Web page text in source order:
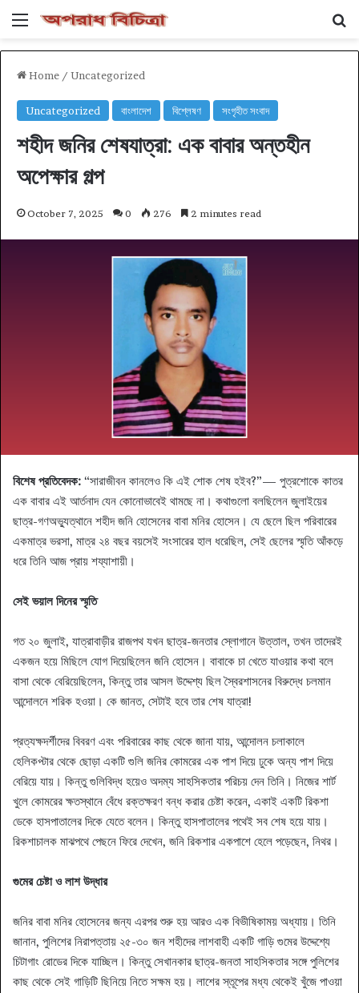
Menu
Home / Uncategorized
Uncategorized বাংলাদেশ বিশ্লেষণ সংগৃহীত সংবাদ
শহীদ জনির শেষযাত্রা: এক বাবার অন্তহীন
অপেক্ষার গল্প
October 7, 2025 0 276 2 minutes read
বিশেষ প্রতিবেদক: “সারাজীবন কানলেও কি এই শোক শেষ হইব?”— পুত্রশোকে কাতর
এক বাবার এই আর্তনাদ যেন কোনোভাবেই থামছে না। কথাগুলো বলছিলেন জুলাইয়ের
ছাত্র-গণঅভ্যুত্থানে শহীদ জনি হোসেনের বাবা মনির হোসেন। যে ছেলে ছিল পরিবারের
একমাত্র ভরসা, মাত্র ২৪ বছর বয়সেই সংসারের হাল ধরেছিল, সেই ছেলের স্মৃতি আঁকড়ে
ধরে তিনি আজ প্রায় শয্যাশায়ী।
সেই ভয়াল দিনের স্মৃতি
গত ২০ জুলাই, যাত্রাবাড়ীর রাজপথ যখন ছাত্র-জনতার স্লোগানে উত্তাল, তখন তাদেরই
একজন হয়ে মিছিলে যোগ দিয়েছিলেন জনি হোসেন। বাবাকে চা খেতে যাওয়ার কথা বলে
বাসা থেকে বেরিয়েছিলেন, কিন্তু তার আসল উদ্দেশ্য ছিল স্বৈরশাসনের বিরুদ্ধে চলমান
আন্দোলনে শরিক হওয়া। কে জানত, সেটাই হবে তার শেষ যাত্রা!
প্রত্যক্ষদর্শীদের বিবরণ এবং পরিবারের কাছ থেকে জানা যায়, আন্দোলন চলাকালে
হেলিকপ্টার থেকে ছোড়া একটি গুলি জনির কোমরের এক পাশ দিয়ে ঢুকে অন্য পাশ দিয়ে
বেরিয়ে যায়। কিন্তু গুলিবিদ্ধ হয়েও অদম্য সাহসিকতার পরিচয় দেন তিনি। নিজের শার্ট
খুলে কোমরের ক্ষতস্থানে বেঁধে রক্তক্ষরণ বন্ধ করার চেষ্টা করেন, একাই একটি রিকশা
ডেকে হাসপাতালের দিকে যেতে বলেন। কিন্তু হাসপাতালের পথেই সব শেষ হয়ে যায়।
রিকশাচালক মাঝপথে পেছনে ফিরে দেখেন, জনি রিকশার একপাশে হেলে পড়েছেন, নিথর।
গুমের চেষ্টা ও লাশ উদ্ধার
জনির বাবা মনির হোসেনের জন্য এরপর শুরু হয় আরও এক বিভীষিকাময় অধ্যায়। তিনি
জানান, পুলিশের নিরাপত্তায় ২৫-৩০ জন শহীদের লাশবাহী একটি গাড়ি গুমের উদ্দেশ্যে
চিটাগাং রোডের দিকে যাচ্ছিল। কিন্তু সেখানকার ছাত্র-জনতা সাহসিকতার সঙ্গে পুলিশের
কাছ থেকে সেই গাড়িটি ছিনিয়ে নিতে সক্ষম হয়। লাশের স্তূপের মধ্য থেকেই খুঁজে পাওয়া